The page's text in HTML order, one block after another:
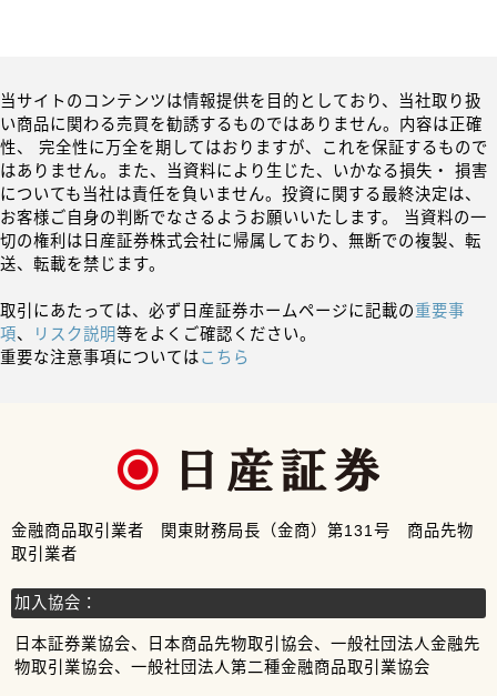
当サイトのコンテンツは情報提供を目的としており、当社取り扱
い商品に関わる売買を勧誘するものではありません。内容は正確
性、 完全性に万全を期してはおりますが、これを保証するもので
はありません。また、当資料により生じた、いかなる損失・ 損害
についても当社は責任を負いません。投資に関する最終決定は、
お客様ご自身の判断でなさるようお願いいたします。 当資料の一
切の権利は日産証券株式会社に帰属しており、無断での複製、転
送、転載を禁じます。
取引にあたっては、必ず日産証券ホームページに記載の重要事
項、 リスク説明等をよくご確認ください。
重要な注意事項についてはこちら
金融商品取引業者 関東財務局長（金商）第131号 商品先物
取引業者
加入協会：
日本証券業協会、日本商品先物取引協会、一般社団法人金融先
物取引業協会、一般社団法人第二種金融商品取引業協会